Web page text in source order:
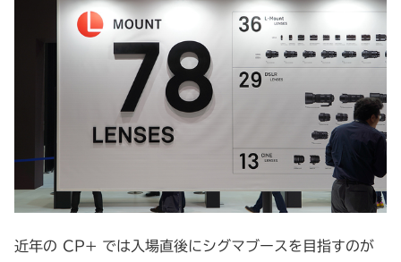
近年の CP+ では入場直後にシグマブースを目指すのが